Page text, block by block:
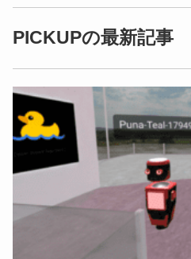
PICKUPの最新記事